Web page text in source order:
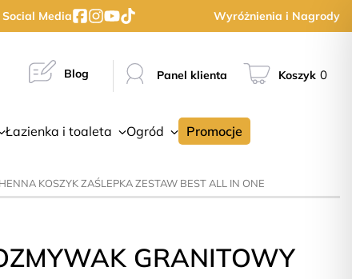
Social Media Wyróżnienia i Nagrody
Blog Panel klienta Koszyk 0
Łazienka i toaleta Ogród Promocje
KOSZYK ZAŚLEPKA ZESTAW BEST ALL IN ONE
GRANITOWY